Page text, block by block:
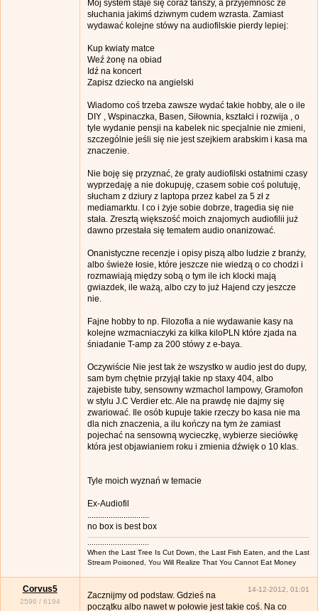
Mój system staje się coraz tańszy, a przyjemność ze
słuchania jakimś dziwnym cudem wzrasta. Zamiast
wydawać kolejne stówy na audiofilskie pierdy lepiej:
Kup kwiaty matce
Weź żonę na obiad
Idź na koncert
Zapisz dziecko na angielski
Wiadomo coś trzeba zawsze wydać takie hobby, ale o ile
DIY , Wspinaczka, Basen, Siłownia, kształci i rozwija , o
tyle wydanie pensji na kabelek nic specjalnie nie zmieni,
szczególnie jeśli się nie jest szejkiem arabskim i kasa ma
znaczenie.
Nie boję się przyznać, że graty audiofilski ostatnimi czasy
wyprzedaję a nie dokupuję, czasem sobie coś polutuję,
słucham z dziury z laptopa przez kabel za 5 zł z
mediamarktu. I co i żyje sobie dobrze, tragedia się nie
stała. Zresztą większość moich znajomych audiofilii już
dawno przestała się tematem audio onanizować.
Onanistyczne recenzje i opisy piszą albo ludzie z branży,
albo świeże łosie, które jeszcze nie wiedzą o co chodzi i
rozmawiają między sobą o tym ile ich klocki mają
gwiazdek, ile ważą, albo czy to już Hajend czy jeszcze
nie.
Fajne hobby to np. Filozofia a nie wydawanie kasy na
kolejne wzmacniaczyki za kilka kiloPLN które zjada na
śniadanie T-amp za 200 stówy z e-baya.
Oczywiście Nie jest tak że wszystko w audio jest do dupy,
sam bym chętnie przyjął takie np staxy 404, albo
zajebiste tuby, sensowny wzmachol lampowy, Gramofon
w stylu J.C Verdier etc. Ale na prawdę nie dajmy się
zwariować. Ile osób kupuje takie rzeczy bo kasa nie ma
dla nich znaczenia, a ilu kończy na tym że zamiast
pojechać na sensowną wycieczkę, wybierze sieciówkę
która jest objawianiem roku i zmienia dźwięk o 10 klas.
Tyle moich wyznań w temacie
Ex-Audiofil
.............................
no box is best box
When the Last Tree Is Cut Down, the Last Fish Eaten, and the Last
Stream Poisoned, You Will Realize That You Cannot Eat Money
Corvus5
2596 / 6194
14-12-2012, 01:01
Zacznijmy od podstaw. Gdzieś na
początku albo nawet w połowie jest takie coś. Na co